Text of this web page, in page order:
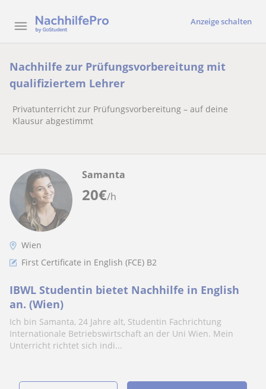
Anzeige schalten
Nachhilfe zur Prüfungsvorbereitung mit
qualifiziertem Lehrer
Privatunterricht zur Prüfungsvorbereitung – auf deine
Klausur abgestimmt
20€/h
Samanta
Wien
First Certificate in English (FCE) B2
IBWL Studentin bietet Nachhilfe in English
an. (Wien)
Ich bin Samanta, 24 Jahre alt, Studentin Fachrichtung
Internationale Betriebswirtschaft an der Uni Wien. Mein
Unterricht richtet sich indi...